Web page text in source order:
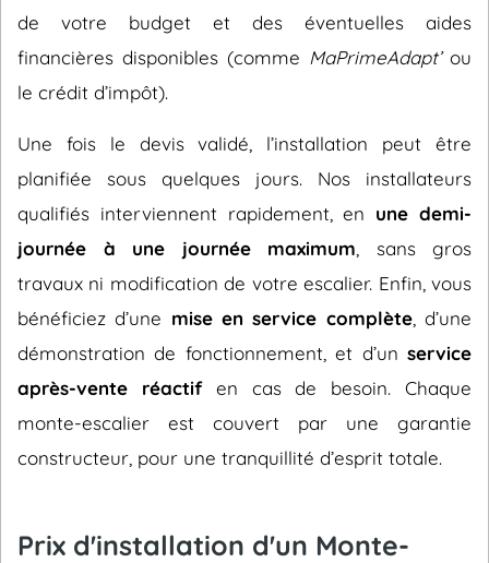
de votre budget et des éventuelles aides
financières disponibles (comme MaPrimeAdapt’ou
le crédit d’impôt).
Une fois le devis validé, l’installation peut être
planifiée sous quelques jours. Nos installateurs
qualifiés interviennent rapidement, en une demi-
journée à une journée maximum , sans gros
travaux ni modification de votre escalier. Enfin, vous
bénéficiez d’une mise en service complète, d’une
démonstration de fonctionnement, et d’un service
après-vente réactifen cas de besoin. Chaque
monte-escalier est couvert par une garantie
constructeur, pour une tranquillité d’esprit totale.
Prix d'installation d'un Monte-